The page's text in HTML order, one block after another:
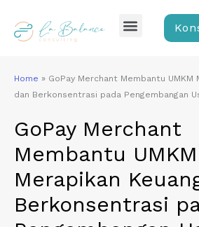
content
Menu
Home » GoPay Merchant Membantu UMKM
dan Berkonsentrasi pada Pengembangan
GoPay Merchant
Membantu UMKM
Merapikan
Berkonsentrasi